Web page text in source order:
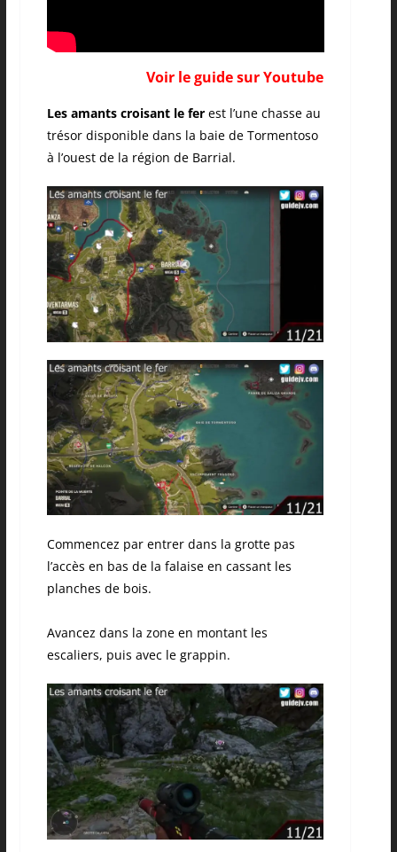
Voir le guide sur Youtube
Les amants croisant le ferest l’une chasse au
trésor disponible dans la baie de Tormentoso
à l’ouest de la région de Barrial.
Commencez par entrer dans la grotte pas
l’accès en bas de la falaise en cassant les
planches de bois.
Avancez dans la zone en montant les
escaliers, puis avec le grappin.